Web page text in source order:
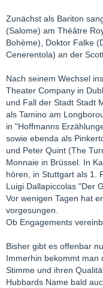
Zunächst als Bariton
(Salome) am Théâtre
Bohème), Doktor Falke
Cenerentola) an der
Nach seinem Wechsel
Theater Company in
und Fall der Stadt Stadt
als Tamino am
in "Hoffmanns
sowie ebenda als
und Peter Quint (The
Monnaie in Brüssel. In
hören, in Stuttgart als 1.
Luigi Dallapiccolas "Der
Vor wenigen Tagen hat
vorgesungen.
Ob Engagements
Bisher gibt es offenbar
Immerhin bekommt man
Stimme und ihren
Hubbards Name bald